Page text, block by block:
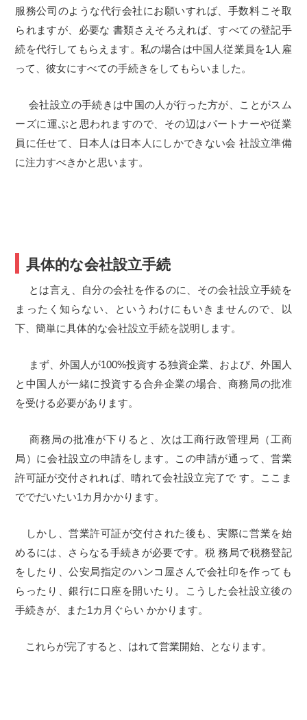
服務公司のような代行会社にお願いすれば、手数料こそ取
られますが、必要な 書類さえそろえれば、すべての登記手
続を代行してもらえます。私の場合は中国人従業員を1人雇
って、彼女にすべての手続きをしてもらいました。
会社設立の手続きは中国の人が行った方が、ことがスム
ーズに運ぶと思われますので、その辺はパートナーや従業
員に任せて、日本人は日本人にしかできない会 社設立準備
に注力すべきかと思います。
具体的な会社設立手続
とは言え、自分の会社を作るのに、その会社設立手続を
まったく知らない、というわけにもいきませんので、以
下、簡単に具体的な会社設立手続を説明します。
まず、外国人が100%投資する独資企業、および、外国人
と中国人が一緒に投資する合弁企業の場合、商務局の批准
を受ける必要があります。
商務局の批准が下りると、次は工商行政管理局（工商
局）に会社設立の申請をします。この申請が通って、営業
許可証が交付されれば、晴れて会社設立完了で す。ここま
ででだいたい1カ月かかります。
しかし、営業許可証が交付された後も、実際に営業を始
めるには、さらなる手続きが必要です。税 務局で税務登記
をしたり、公安局指定のハンコ屋さんで会社印を作っても
らったり、銀行に口座を開いたり。こうした会社設立後の
手続きが、また1カ月ぐらい かかります。
これらが完了すると、はれて営業開始、となります。